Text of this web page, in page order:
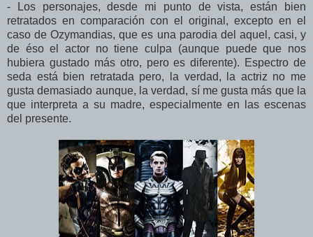
- Los personajes, desde mi punto de vista, están bien
retratados en comparación con el original, excepto en el
caso de Ozymandias, que es una parodia del aquel, casi, y
de éso el actor no tiene culpa (aunque puede que nos
hubiera gustado más otro, pero es diferente). Espectro de
seda está bien retratada pero, la verdad, la actriz no me
gusta demasiado aunque, la verdad, sí me gusta más que la
que interpreta a su madre, especialmente en las escenas
del presente.